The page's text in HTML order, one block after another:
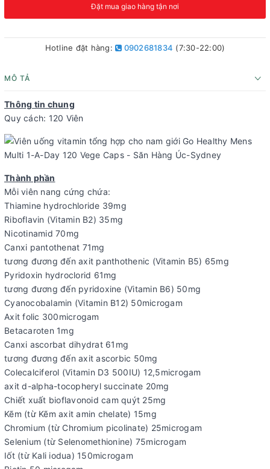
Đặt mua giao hàng tận nơi
Hotline đặt hàng: 0902681834 (7:30-22:00)
MÔ TẢ
Thông tin chung
Quy cách: 120 Viên
Thành phần
Mỗi viên nang cứng chứa:
Thiamine hydrochloride 39mg
Riboflavin (Vitamin B2) 35mg
Nicotinamid 70mg
Canxi pantothenat 71mg
tương đương đến axit panthothenic (Vitamin B5) 65mg
Pyridoxin hydroclorid 61mg
tương đương đến pyridoxine (Vitamin B6) 50mg
Cyanocobalamin (Vitamin B12) 50microgam
Axit folic 300microgam
Betacaroten 1mg
Canxi ascorbat dihydrat 61mg
tương đương đến axit ascorbic 50mg
Colecalciferol (Vitamin D3 500IU) 12,5microgam
axit d-alpha-tocopheryl succinate 20mg
Chiết xuất bioflavonoid cam quýt 25mg
Kẽm (từ Kẽm axit amin chelate) 15mg
Chromium (từ Chromium picolinate) 25microgam
Selenium (từ Selenomethionine) 75microgam
Iốt (từ Kali iodua) 150microgam